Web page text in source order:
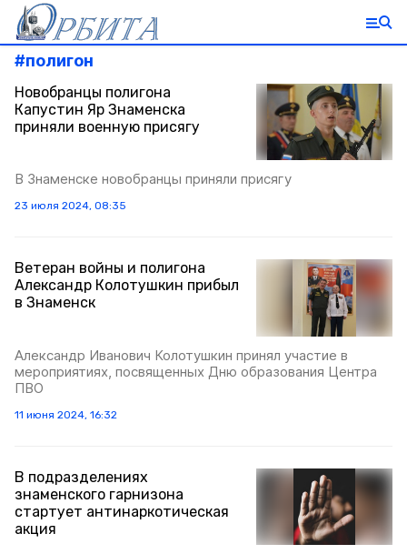
#полигон
Новобранцы полигона
Капустин Яр Знаменска
приняли военную присягу
В Знаменске новобранцы приняли присягу
23 июля 2024, 08:35
Ветеран войны и полигона
Александр Колотушкин прибыл
в Знаменск
Александр Иванович Колотушкин принял участие в
мероприятиях, посвященных Дню образования Центра
ПВО
11 июня 2024, 16:32
В подразделениях
знаменского гарнизона
стартует антинаркотическая
акция